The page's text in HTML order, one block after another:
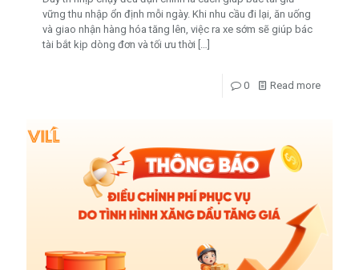
vững thu nhập ổn định mỗi ngày. Khi nhu cầu đi lại, ăn uống
và giao nhận hàng hóa tăng lên, việc ra xe sớm sẽ giúp bác
tài bắt kịp dòng đơn và tối ưu thời
0 Read more